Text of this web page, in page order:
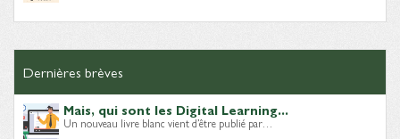
Dernières brèves
Mais, qui sont les Digital Learning...
Un nouveau livre blanc vient d’être publié par…